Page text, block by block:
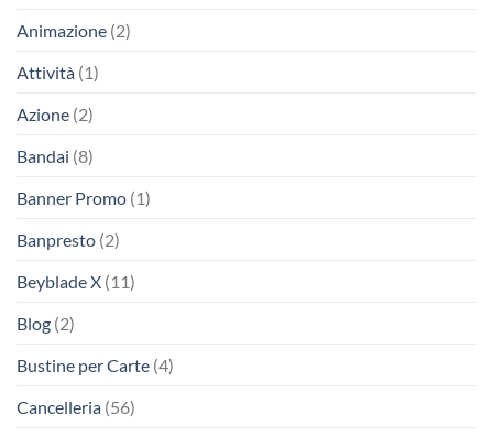
Animazione (2)
Attività (1)
Azione (2)
Bandai (8)
Banner Promo (1)
Banpresto (2)
Beyblade X (11)
Blog (2)
Bustine per Carte (4)
Cancelleria (56)